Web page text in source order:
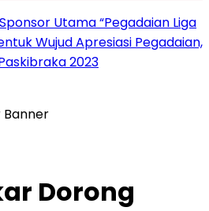
Utama “Pegadaian Liga
Wujud Apresiasi Pegadaian,
2023
Banner
Dorong